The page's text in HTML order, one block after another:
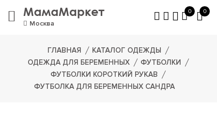
МамаМаркет
Москва
0 0
ГЛАВНАЯ
КАТАЛОГ ОДЕЖДЫ
ОДЕЖДА ДЛЯ БЕРЕМЕННЫХ
ФУТБОЛКИ
ФУТБОЛКИ КОРОТКИЙ РУКАВ
ФУТБОЛКА ДЛЯ БЕРЕМЕННЫХ САНДРА